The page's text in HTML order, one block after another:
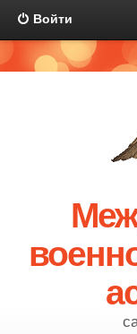
Войти